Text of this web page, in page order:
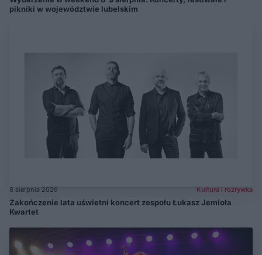
pikniki w województwie lubelskim
8 sierpnia 2026 Kultura i rozrywka
Zakończenie lata uświetni koncert zespołu Łukasz Jemioła
Kwartet